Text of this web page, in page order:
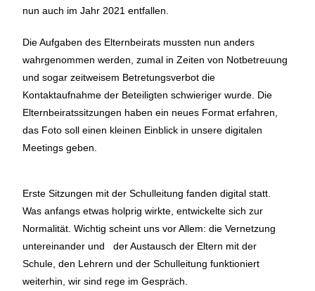
nun auch im Jahr 2021 entfallen.
Die Aufgaben des Elternbeirats mussten nun anders
wahrgenommen werden, zumal in Zeiten von Notbetreuung
und sogar zeitweisem Betretungsverbot die
Kontaktaufnahme der Beteiligten schwieriger wurde. Die
Elternbeiratssitzungen haben ein neues Format erfahren,
das Foto soll einen kleinen Einblick in unsere digitalen
Meetings geben.
Erste Sitzungen mit der Schulleitung fanden digital statt.
Was anfangs etwas holprig wirkte, entwickelte sich zur
Normalität. Wichtig scheint uns vor Allem: die Vernetzung
untereinander und der Austausch der Eltern mit der
Schule, den Lehrern und der Schulleitung funktioniert
weiterhin, wir sind rege im Gespräch.